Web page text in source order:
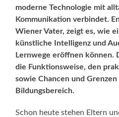
moderne Technologie mit
Kommunikation verbindet.
Wiener Vater, zeigt es, wie
künstliche Intelligenz und
Lernwege eröffnen können.
die Funktionsweise, den
sowie Chancen und
Bildungsbereich.
Schon heute stehen Eltern